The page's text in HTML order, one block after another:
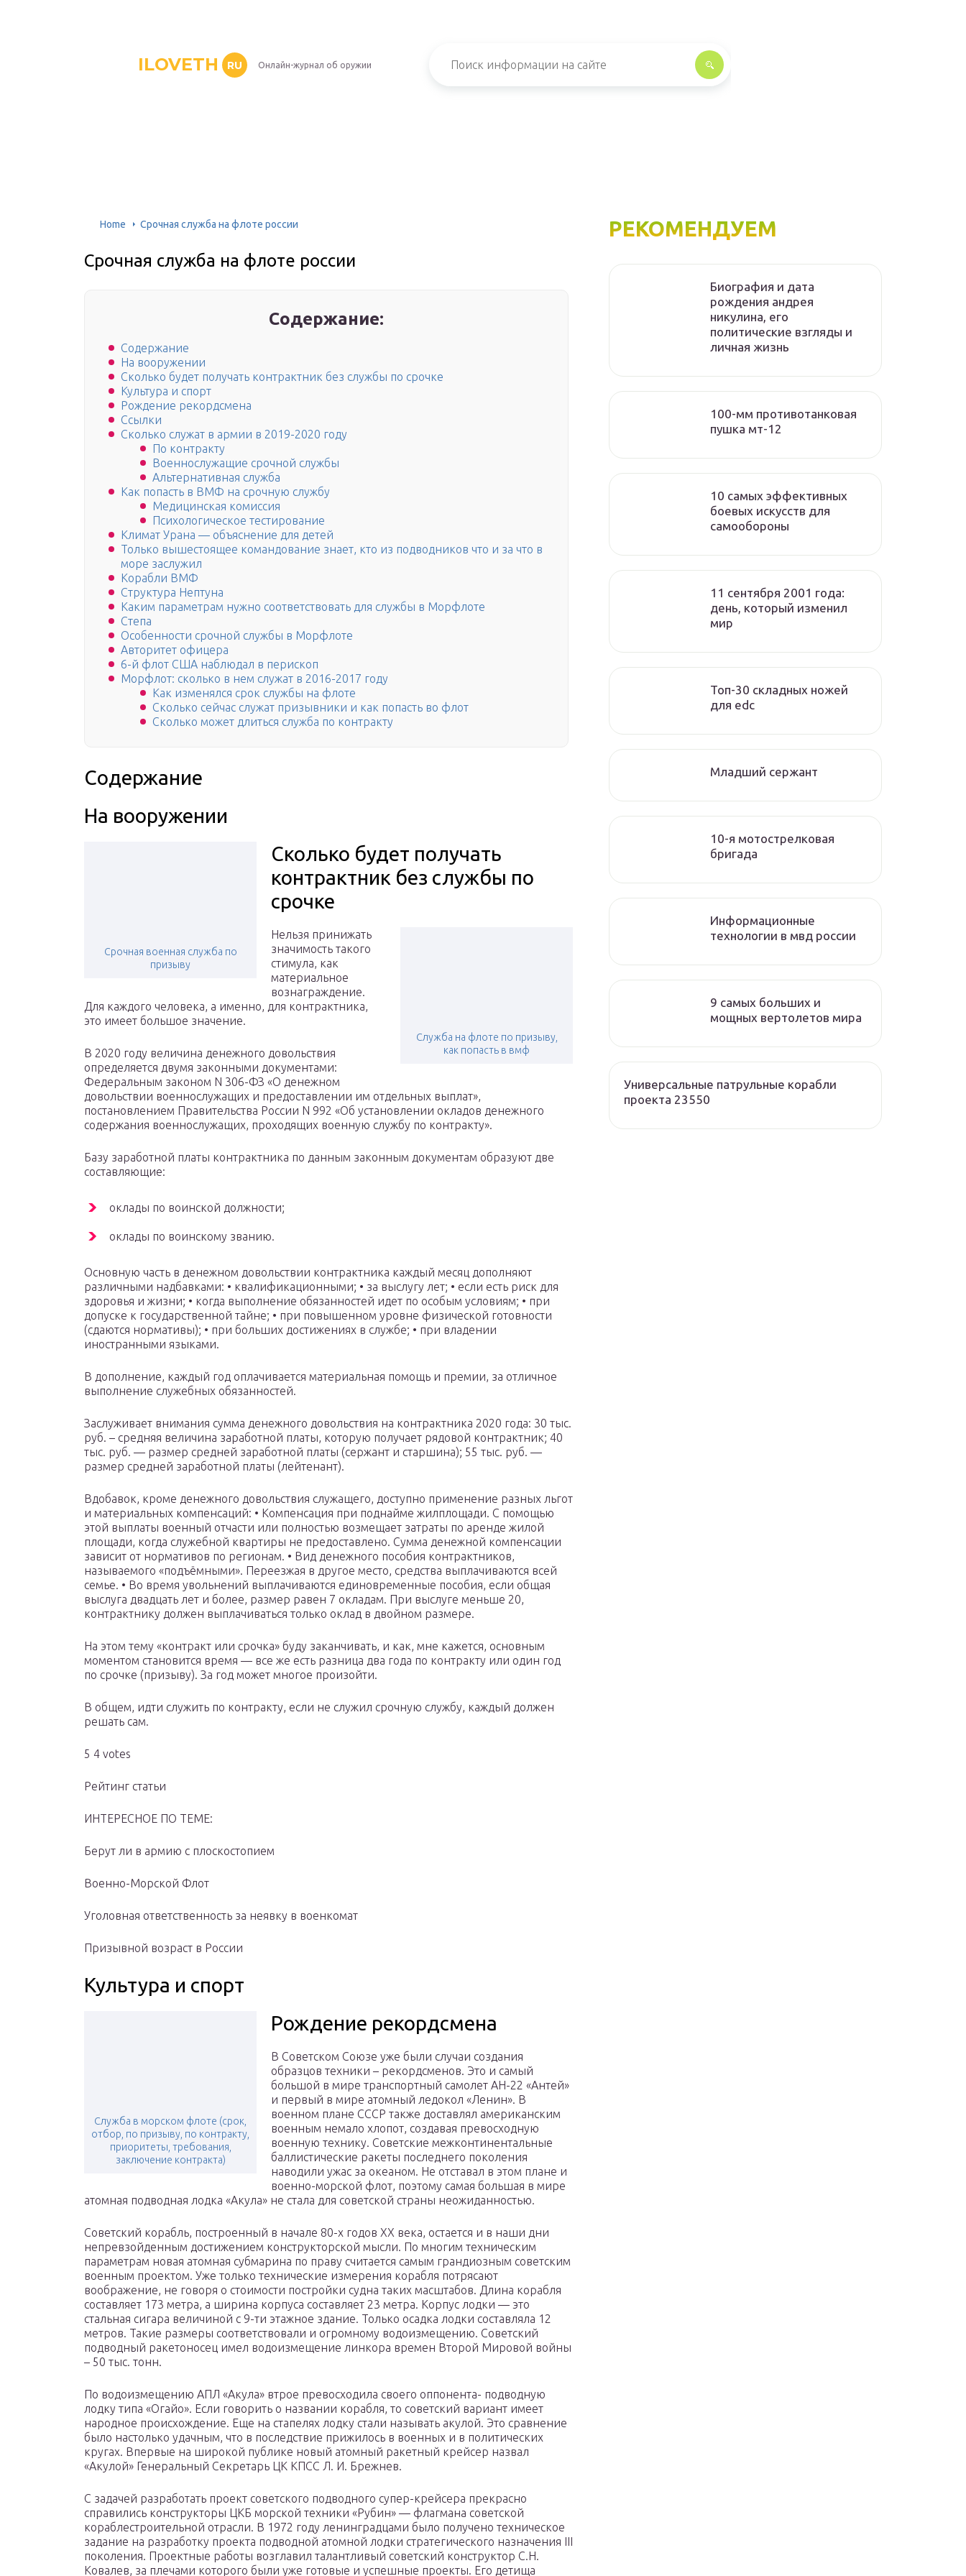
ILOVETH RU Онлайн-журнал об оружии
Home Срочная служба на флоте россии
Срочная служба на флоте россии
Содержание:
Содержание
На вооружении
Сколько будет получать контрактник без службы по срочке
Культура и спорт
Рождение рекордсмена
Ссылки
Сколько служат в армии в 2019-2020 году
По контракту
Военнослужащие срочной службы
Альтернативная служба
Как попасть в ВМФ на срочную службу
Медицинская комиссия
Психологическое тестирование
Климат Урана — объяснение для детей
Только вышестоящее командование знает, кто из подводников что и за что в
море заслужил
Корабли ВМФ
Структура Нептуна
Каким параметрам нужно соответствовать для службы в Морфлоте
Степа
Особенности срочной службы в Морфлоте
Авторитет офицера
6-й флот США наблюдал в перископ
Морфлот: сколько в нем служат в 2016-2017 году
Как изменялся срок службы на флоте
Сколько сейчас служат призывники и как попасть во флот
Сколько может длиться служба по контракту
Содержание
На вооружении
Срочная военная служба по
призыву
Сколько будет получать
контрактник без службы по
срочке
Служба на флоте по призыву,
как попасть в вмф
Нельзя принижать
значимость такого
стимула, как
материальное
вознаграждение.
Для каждого человека, а именно, для контрактника,
это имеет большое значение.
В 2020 году величина денежного довольствия
определяется двумя законными документами:
Федеральным законом N 306-ФЗ «О денежном
довольствии военнослужащих и предоставлении им отдельных выплат»,
постановлением Правительства России N 992 «Об установлении окладов денежного
содержания военнослужащих, проходящих военную службу по контракту».
Базу заработной платы контрактника по данным законным документам образуют две
составляющие:
оклады по воинской должности;
оклады по воинскому званию.
Основную часть в денежном довольствии контрактника каждый месяц дополняют
различными надбавками: • квалификационными; • за выслугу лет; • если есть риск для
здоровья и жизни; • когда выполнение обязанностей идет по особым условиям; • при
допуске к государственной тайне; • при повышенном уровне физической готовности
(сдаются нормативы); • при больших достижениях в службе; • при владении
иностранными языками.
В дополнение, каждый год оплачивается материальная помощь и премии, за отличное
выполнение служебных обязанностей.
Заслуживает внимания сумма денежного довольствия на контрактника 2020 года: 30 тыс.
руб. – средняя величина заработной платы, которую получает рядовой контрактник; 40
тыс. руб. — размер средней заработной платы (сержант и старшина); 55 тыс. руб. —
размер средней заработной платы (лейтенант).
Вдобавок, кроме денежного довольствия служащего, доступно применение разных льгот
и материальных компенсаций: • Компенсация при поднайме жилплощади. С помощью
этой выплаты военный отчасти или полностью возмещает затраты по аренде жилой
площади, когда служебной квартиры не предоставлено. Сумма денежной компенсации
зависит от нормативов по регионам. • Вид денежного пособия контрактников,
называемого «подъёмными». Переезжая в другое место, средства выплачиваются всей
семье. • Во время увольнений выплачиваются единовременные пособия, если общая
выслуга двадцать лет и более, размер равен 7 окладам. При выслуге меньше 20,
контрактнику должен выплачиваться только оклад в двойном размере.
На этом тему «контракт или срочка» буду заканчивать, и как, мне кажется, основным
моментом становится время — все же есть разница два года по контракту или один год
по срочке (призыву). За год может многое произойти.
В общем, идти служить по контракту, если не служил срочную службу, каждый должен
решать сам.
5 4 votes
Рейтинг статьи
ИНТЕРЕСНОЕ ПО ТЕМЕ:
Берут ли в армию с плоскостопием
Военно-Морской Флот
Уголовная ответственность за неявку в военкомат
Призывной возраст в России
Культура и спорт
Служба в морском флоте (срок,
отбор, по призыву, по контракту,
приоритеты, требования,
заключение контракта)
Рождение рекордсмена
В Советском Союзе уже были случаи создания
образцов техники – рекордсменов. Это и самый
большой в мире транспортный самолет АН-22 «Антей»
и первый в мире атомный ледокол «Ленин». В
военном плане СССР также доставлял американским
военным немало хлопот, создавая превосходную
военную технику. Советские межконтинентальные
баллистические ракеты последнего поколения
наводили ужас за океаном. Не отставал в этом плане и
военно-морской флот, поэтому самая большая в мире
атомная подводная лодка «Акула» не стала для советской страны неожиданностью.
Советский корабль, построенный в начале 80-х годов XX века, остается и в наши дни
непревзойденным достижением конструкторской мысли. По многим техническим
параметрам новая атомная субмарина по праву считается самым грандиозным советским
военным проектом. Уже только технические измерения корабля потрясают
воображение, не говоря о стоимости постройки судна таких масштабов. Длина корабля
составляет 173 метра, а ширина корпуса составляет 23 метра. Корпус лодки — это
стальная сигара величиной с 9-ти этажное здание. Только осадка лодки составляла 12
метров. Такие размеры соответствовали и огромному водоизмещению. Советский
подводный ракетоносец имел водоизмещение линкора времен Второй Мировой войны
– 50 тыс. тонн.
По водоизмещению АПЛ «Акула» втрое превосходила своего оппонента- подводную
лодку типа «Огайо». Если говорить о названии корабля, то советский вариант имеет
народное происхождение. Еще на стапелях лодку стали называть акулой. Это сравнение
было настолько удачным, что в последствие прижилось в военных и в политических
кругах. Впервые на широкой публике новый атомный ракетный крейсер назвал
«Акулой» Генеральный Секретарь ЦК КПСС Л. И. Брежнев.
С задачей разработать проект советского подводного супер-крейсера прекрасно
справились конструкторы ЦКБ морской техники «Рубин» — флагмана советской
кораблестроительной отрасли. В 1972 году ленинградцами было получено техническое
задание на разработку проекта подводной атомной лодки стратегического назначения III
поколения. Проектные работы возглавил талантливый советский конструктор С.Н.
Ковалев, за плечами которого были уже готовые и успешные проекты. Его детища
РЕКОМЕНДУЕМ
Биография и дата
рождения андрея
никулина, его
политические взгляды и
личная жизнь
100-мм противотанковая
пушка мт-12
10 самых эффективных
боевых искусств для
самообороны
11 сентября 2001 года:
день, который изменил
мир
Топ-30 складных ножей
для edc
Младший сержант
10-я мотострелковая
бригада
Информационные
технологии в мвд россии
9 самых больших и
мощных вертолетов мира
Универсальные патрульные корабли
проекта 23550